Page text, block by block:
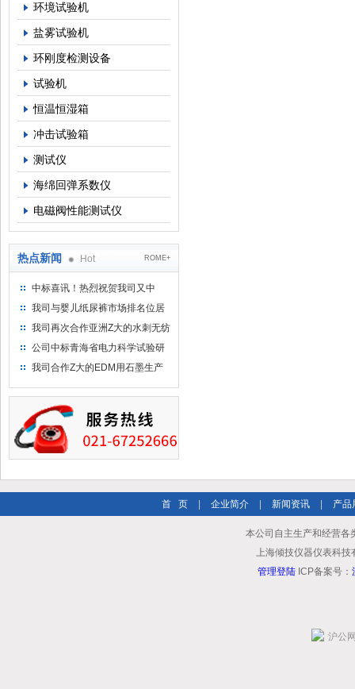
环境试验机
盐雾试验机
环刚度检测设备
试验机
恒温恒湿箱
冲击试验箱
测试仪
海绵回弹系数仪
电磁阀性能测试仪
热点新闻 Hot ROME+
中标喜讯！热烈祝贺我司又中
标！
我司与婴儿纸尿裤市场排名位居
名的全日美实业合作成功！
我司再次合作亚洲Z大的水刺无纺
布供应商-南六企业！
公司中标青海省电力科学试验研
究院！
我司合作Z大的EDM用石墨生产
首 页 企业简介 新闻资讯 产品
本公司自主生产和经营各
上海倾技仪器仪表科技
管理登陆 ICP备案号：
沪公